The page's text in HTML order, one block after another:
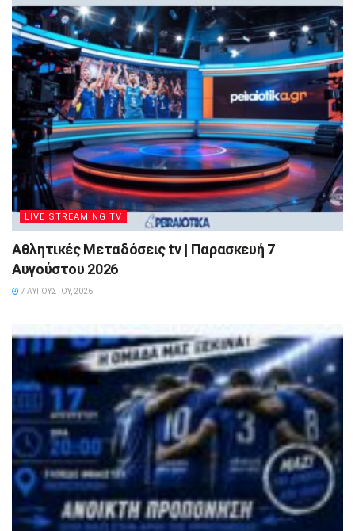
LIVE STREAMING TV
Αθλητικές Μεταδόσεις tv | Παρασκευή 7
Αυγούστου 2026
7 ΑΥΓΟΎΣΤΟΥ, 2026